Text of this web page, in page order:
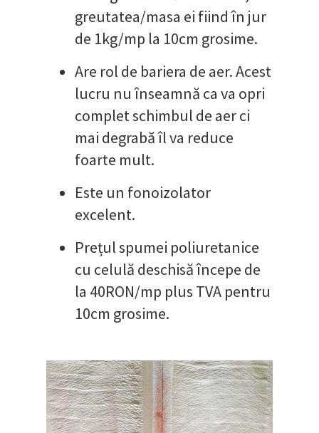
greutatea/masa ei fiind în jur
de 1kg/mp la 10cm grosime.
Are rol de bariera de aer. Acest
lucru nu înseamnă ca va opri
complet schimbul de aer ci
mai degrabă îl va reduce
foarte mult.
Este un fonoizolator
excelent.
Prețul spumei poliuretanice
cu celulă deschisă începe de
la 40RON/mp plus TVA pentru
10cm grosime.